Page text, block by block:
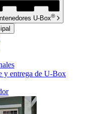
U-Box®
y entrega de U-Box